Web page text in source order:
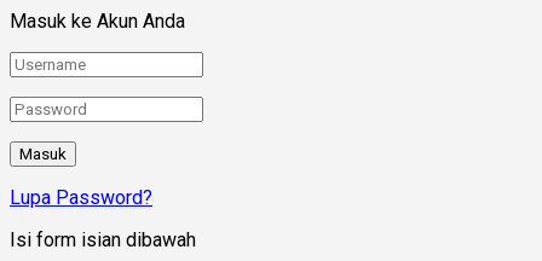
Masuk ke Akun Anda
Lupa Password?
Isi form isian dibawah